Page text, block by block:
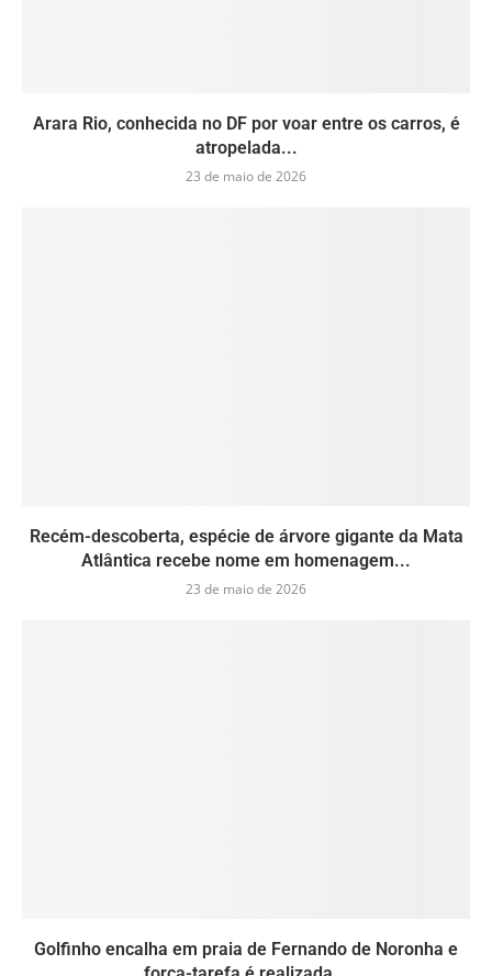
Arara Rio, conhecida no DF por voar entre os carros, é
atropelada...
23 de maio de 2026
Recém-descoberta, espécie de árvore gigante da Mata
Atlântica recebe nome em homenagem...
23 de maio de 2026
Golfinho encalha em praia de Fernando de Noronha e